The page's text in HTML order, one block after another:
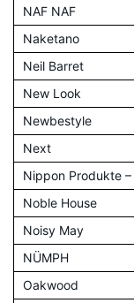
NAF NAF
Naketano
Neil Barret
New Look
Newbestyle
Next
Nippon Produkte
Noble House
Noisy May
NÜMPH
Oakwood